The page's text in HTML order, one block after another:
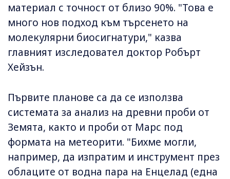
материал с точност от близо 90%. "Това е
много нов подход към търсенето на
молекулярни биосигнатури," казва
главният изследовател доктор Робърт
Хейзън.
Първите планове са да се използва
системата за анализ на древни проби от
Земята, както и проби от Марс под
формата на метеорити. "Бихме могли,
например, да изпратим и инструмент през
облаците от водна пара на Енцелад (една